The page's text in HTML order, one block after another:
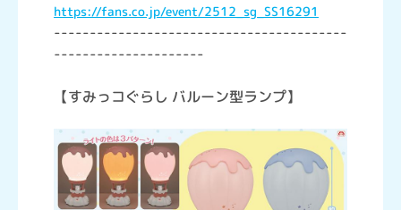
https://fans.co.jp/event/2512_sg_SS16291
-----------------------------------------
---------------------
【すみっコぐらし バルーン型ランプ】